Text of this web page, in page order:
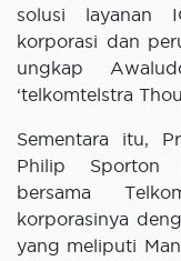
solusi layanan
korporasi dan
ungkap
‘telkomtelstra
Sementara itu,
Philip Sporton
bersama
korporasinya
yang meliputi